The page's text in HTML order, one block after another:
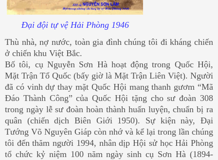
Đại đội tự vệ Hải Phòng 1946
Thù nhà, nợ nước, toàn gia đình chúng tôi đi kháng chiến
ở chiến khu Việt Bắc.
Bố tôi, cụ Nguyễn Sơn Hà hoạt động trong Quốc Hội,
Mặt Trận Tổ Quốc (bấy giờ là Mặt Trận Liên Việt). Người
đã có vinh dự thay mặt Quốc Hội mang thanh gươm “Mã
Đáo Thành Công” của Quốc Hội tặng cho sư đoàn 308
trong ngày lễ sư đoàn hoàn thành huấn luyện, chuẩn bị ra
quân (chiến dịch Biên Giới 1950). Sự kiện này, Đại
Tướng Võ Nguyên Giáp còn nhớ và kể lại trong lần chúng
tôi đến thăm người 1994, nhân dịp Hội sử học Hải Phòng
tổ chức kỷ niệm 100 năm ngày sinh cụ Sơn Hà (1894-